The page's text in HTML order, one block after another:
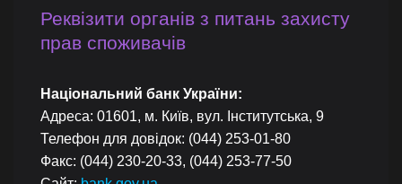
Реквізити органів з питань захисту
прав споживачів
Національний банк України:
Адреса: 01601, м. Київ, вул. Інститутська, 9
Телефон для довідок: (044) 253-01-80
Факс: (044) 230-20-33, (044) 253-77-50